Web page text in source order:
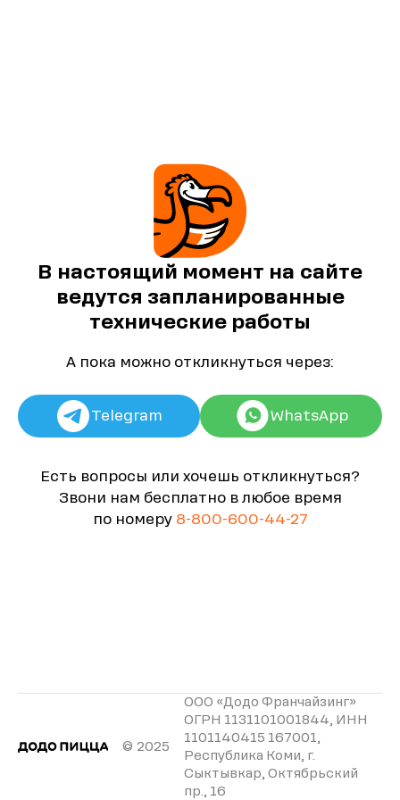
В настоящий момент на сайте
ведутся запланированные
технические работы
А пока можно откликнуться через:
Telegram WhatsApp
Есть вопросы или хочешь откликнуться?
Звони нам бесплатно в любое время
по номеру 8-800-600-44-27
© 2025
ООО «Додо Франчайзинг»
ОГРН 1131101001844, ИНН
1101140415 167001,
Республика Коми, г.
Сыктывкар, Октябрьский
пр., 16